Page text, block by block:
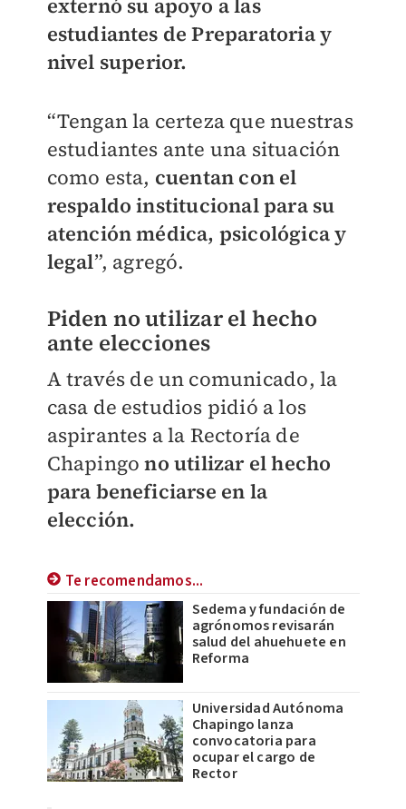
externó su apoyo a las
estudiantes de Preparatoria y
nivel superior.
“Tengan la certeza que nuestras
estudiantes ante una situación
como esta, cuentan con el
respaldo institucional para su
atención médica, psicológica y
legal”, agregó.
Piden no utilizar el hecho
ante elecciones
A través de un comunicado, la
casa de estudios pidió a los
aspirantes a la Rectoría de
Chapingono utilizar el hecho
para beneficiarse en la
elección.
Te recomendamos...
Sedema y fundación de
agrónomos revisarán
salud del ahuehuete en
Reforma
Universidad Autónoma
Chapingo lanza
convocatoria para
ocupar el cargo de
Rector